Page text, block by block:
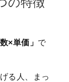
×単価」 で
る人、まっ